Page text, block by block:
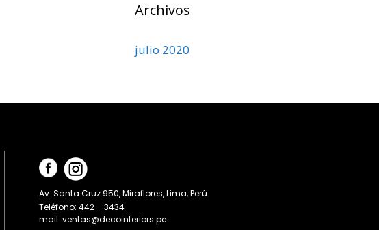
Archivos
julio 2020
Av. Santa Cruz 950, Miraflores, Lima, Perú
Teléfono: 442 – 3434
mail: ventas@decointeriors.pe